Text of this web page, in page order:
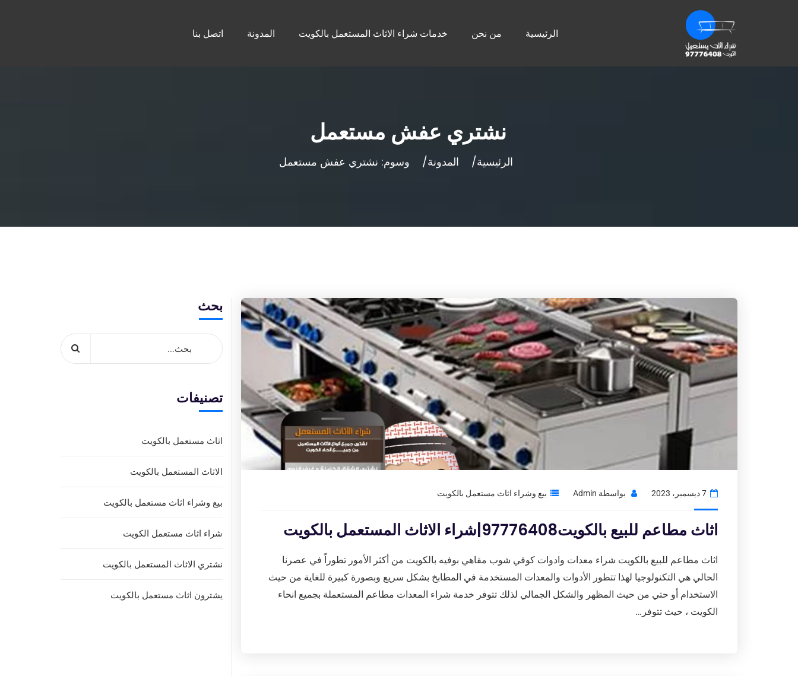
الرئيسية من نحن خدمات شراء الاثاث المستعمل بالكويت المدونة اتصل بنا
نشتري عفش مستعمل
الرئيسية المدونة وسوم: نشتري عفش مستعمل
7 ديسمبر، 2023 بواسطة Admin بيع وشراء اثاث مستعمل بالكويت
اثاث مطاعم للبيع بالكويت97776408|شراء الاثاث المستعمل بالكويت
اثاث مطاعم للبيع بالكويت شراء معدات وادوات كوفي شوب مقاهي بوفيه بالكويت من أكثر الأمور تطوراً في عصرنا
الحالي هي التكنولوجيا لهذا تتطور الأدوات والمعدات المستخدمة في المطابخ بشكل سريع وبصورة كبيرة للغاية من حيث
الاستخدام أو حتي من حيث المظهر والشكل الجمالي لذلك تتوفر خدمة شراء المعدات مطاعم المستعملة بجميع انحاء
الكويت ، حيث تتوفر…
بحث
تصنيفات
اثاث مستعمل بالكويت
الاثاث المستعمل بالكويت
بيع وشراء اثاث مستعمل بالكويت
شراء اثاث مستعمل الكويت
نشتري الاثاث المستعمل بالكويت
يشترون اثاث مستعمل بالكويت